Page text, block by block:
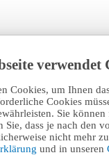
verwendet
Cookies, um Ihnen
Cookies
Sie
Sie, dass je nach den
nicht mehr
und in unseren